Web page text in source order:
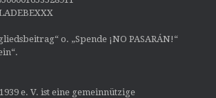
o. „Spende ¡NO PASARÁN!“
e. V. ist eine gemeinnützige